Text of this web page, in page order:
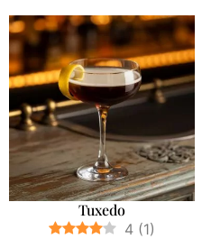
Tuxedo
4 (1)